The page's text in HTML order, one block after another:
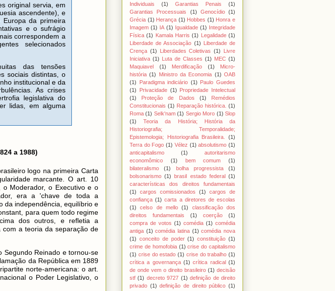
original servia, em
ascendente), e
da primeira
e o sufrágio
correspondem a
selecionados
das tensões
sociais distintas, o
institucional e da
As crises
legislativa do
lidas, em alguma
a 1988)
logo na primeira Carta
marcante. O art. 10
o Moderador, o Executivo e o
era a 'chave de toda a
da independência, equilíbrio e
para quem todo regime
dos outros, e refletia a
com a teoria da separação de
Segundo Reinado e tornou-se
da República em 1889
norte-americana: o art.
o Poder Legislativo, o
Individuais
(1) Garantias Penais
(1)
Garantias Processuais
(1) Genocídio
(1)
Grécia (1) Herança (1) Hobbes (1) Honra e
Imagem (1) IA (1) Igualdade (1) Integridade
Física (1) Kamala Harris (1) Legalidade (1)
Liberdade de Associação (1) Liberdade de
Crença (1) Liberdades Coletivas (1)
Livre
Iniciativa (1) Luta de Classes (1) MEC (1)
Maquiavel
(1) Merdificação (1)
Micro-
história (1) Ministro da Economia (1) OAB
(1)
Paradigma indiciário (1) Paulo Guedes
(1)
Privacidade (1) Propriedade Intelectual
(1)
Proteção de Dados (1)
Remédios
Constitucionais (1) Reparação histórica. (1)
Roma (1) Selk'nam (1) Sergio Moro (1) Slop
(1)
Teoria da História; História da
Historiografia; Temporalidade;
Epistemologia; Historiografia Brasileira.
(1)
Terra do Fogo (1) Vélez (1) absolutismo (1)
anticapitalismo
(1)
autoritarismo
economômico
(1) bem comum
(1)
bilateralismo
(1) bolha progressista
(1)
bolsonarismo (1) brasil estado federal (1)
características dos direitos fundamentais
(1)
cargos comissionados (1)
cargos de
confiança (1) carta a diretores de escolas
(1)
celso de mello (1)
classificação dos
direitos fundamentais
(1) coerção
(1)
compra de votos (1) comédia (1) comédia
antiga (1) comédia latina (1) comédia nova
(1) conceito de poder (1) constituição (1)
crime de homofobia (1) crise do capitalismo
(1) crise do estado (1) crise do trabalho (1)
crítica a governança (1) crítica radical (1)
de onde vem o direito brasileiro (1) decisão
stf (1) decreto 9727 (1) definição de direito
privado (1) definição de direito público (1)